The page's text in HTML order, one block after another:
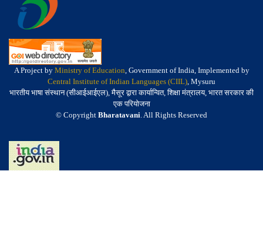
A Project by Ministry of Education, Government of India, Implemented by
Central Institute of Indian Languages (CIIL), Mysuru
भारतीय भाषा संस्थान (सीआईआईएल), मैसूर द्वारा कार्यान्वित, शिक्षा मंत्रालय, भारत सरकार की
एक परियोजना
© Copyright Bharatavani. All Rights Reserved